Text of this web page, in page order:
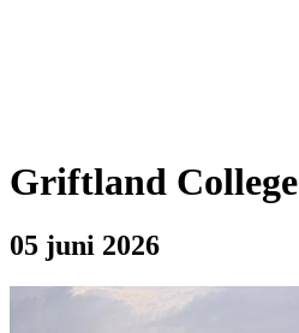
Griftland College
05 juni 2026